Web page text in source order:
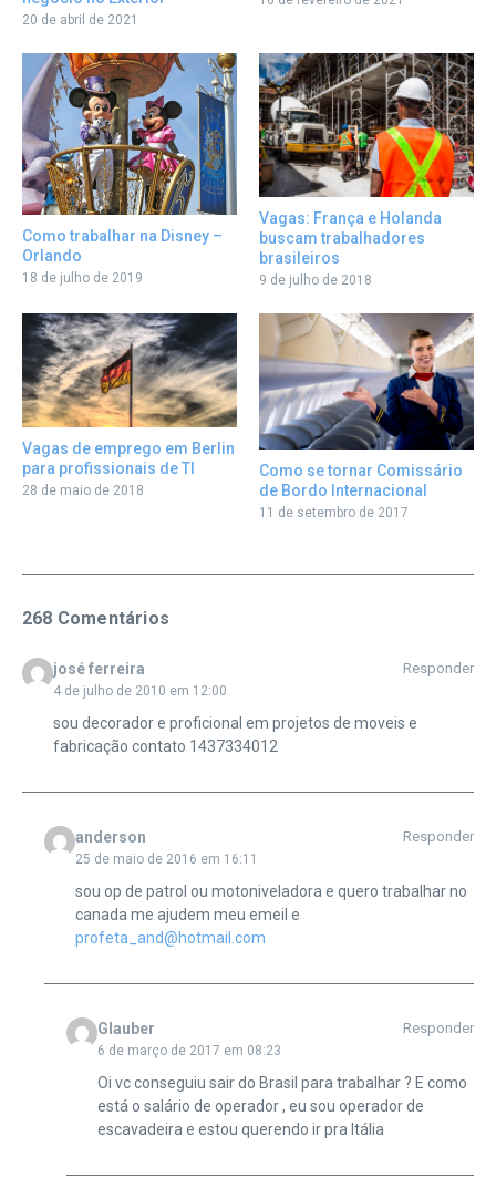
20 de abril de 2021
Como trabalhar na Disney –
Orlando
18 de julho de 2019
Vagas: França e Holanda
buscam trabalhadores
brasileiros
9 de julho de 2018
Vagas de emprego em Berlin
para profissionais de TI
28 de maio de 2018
Como se tornar Comissário
de Bordo Internacional
11 de setembro de 2017
268 Comentários
josé ferreira
4 de julho de 2010 em 12:00
Responder
sou decorador e proficional em projetos de moveis e
fabricação contato 1437334012
anderson
25 de maio de 2016 em 16:11
Responder
sou op de patrol ou motoniveladora e quero trabalhar no
canada me ajudem meu emeil e
profeta_and@hotmail.com
Glauber
6 de março de 2017 em 08:23
Responder
Oi vc conseguiu sair do Brasil para trabalhar ? E como
está o salário de operador , eu sou operador de
escavadeira e estou querendo ir pra Itália